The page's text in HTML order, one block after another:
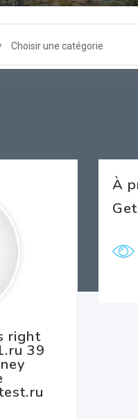
Choisir une catégorie
right
39
À